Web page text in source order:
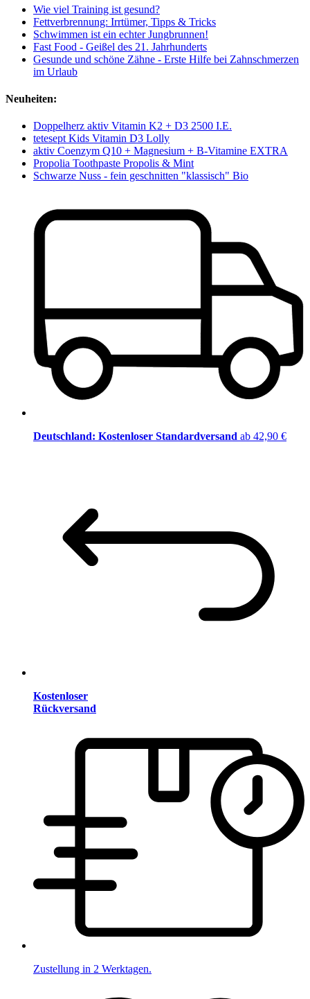
Wie viel Training ist gesund?
Fettverbrennung: Irrtümer, Tipps & Tricks
Schwimmen ist ein echter Jungbrunnen!
Fast Food - Geißel des 21. Jahrhunderts
Gesunde und schöne Zähne - Erste Hilfe bei Zahnschmerzen
im Urlaub
Neuheiten:
Doppelherz aktiv Vitamin K2 + D3 2500 I.E.
tetesept Kids Vitamin D3 Lolly
aktiv Coenzym Q10 + Magnesium + B-Vitamine EXTRA
Propolia Toothpaste Propolis & Mint
Schwarze Nuss - fein geschnitten "klassisch" Bio
Deutschland: Kostenloser Standardversand ab 42,90 €
Kostenloser
Rückversand
Zustellung in 2 Werktagen.